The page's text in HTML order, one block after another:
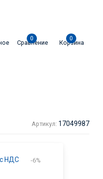
0
Сравнение
0
Корзина
Артикул: 17049987
с НДС -6%